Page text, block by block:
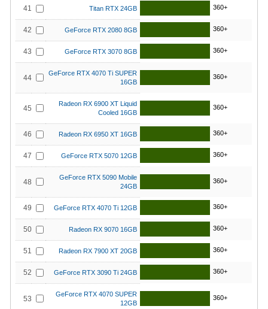
41 Titan RTX 24GB 360+
42 GeForce RTX 2080 8GB 360+
43 GeForce RTX 3070 8GB 360+
44
GeForce RTX 4070 Ti SUPER
16GB
360+
45
Radeon RX 6900 XT Liquid
Cooled 16GB
360+
46 Radeon RX 6950 XT 16GB 360+
47 GeForce RTX 5070 12GB 360+
48
GeForce RTX 5090 Mobile
24GB
360+
49 GeForce RTX 4070 Ti 12GB 360+
50 Radeon RX 9070 16GB 360+
51 Radeon RX 7900 XT 20GB 360+
52 GeForce RTX 3090 Ti 24GB 360+
53
GeForce RTX 4070 SUPER
12GB
360+